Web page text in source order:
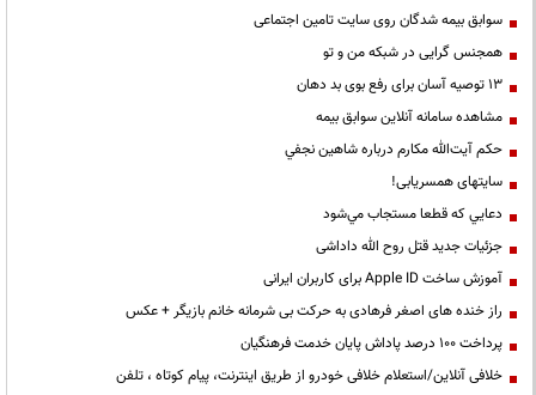
سوابق بیمه شدگان روی سایت تامین اجتماعی
همجنس گرایی در شبکه من و تو
13 توصیه آسان برای رفع بوی بد دهان
مشاهده سامانه آنلاين سوابق بیمه
حكم آيت‌الله مكارم درباره شاهين نجفي
سایتهای همسریابی!
دعايي كه قطعا مستجاب مي‌شود
جزئیات جدید قتل روح الله داداشی
آموزش ساخت Apple ID برای کاربران ایرانی
راز خنده های اصغر فرهادی به حرکت بی شرمانه خانم بازیگر + عکس
پرداخت ۱۰۰ درصد پاداش پایان خدمت فرهنگیان
خلافی آنلاین/استعلام خلافی خودرو از طریق اینترنت، پیام کوتاه ، تلفن